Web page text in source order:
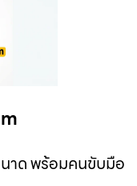
นาด พร้อมคนขับมือ